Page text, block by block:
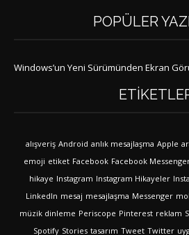
POPÜLER
Windows’un Yeni Sürümünden Ekran
alışveriş Android anlık mesajlaşma Apple
emoji etiket Facebook Facebook
hikaye Instagram Instagram Hikayeler
LinkedIn mesaj mesajlaşma Messenger
müzik dinleme Periscope Pinterest reklam
Spotify Stories tasarım Tweet Twitter